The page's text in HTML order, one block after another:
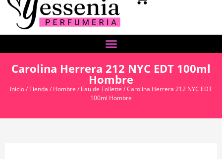
Carolina Herrera 212 NYC EDT 100ml
Hombre
Inicio/Tienda / Hombre / Eau de Toilette / Carolina Herrera 212 NYC EDT
100ml Hombre